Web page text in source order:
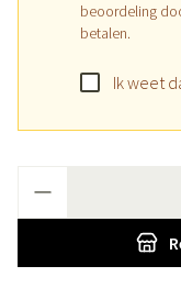
beoordeling
betalen.
Ik weet